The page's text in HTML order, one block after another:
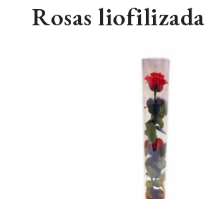
Rosas liofilizada